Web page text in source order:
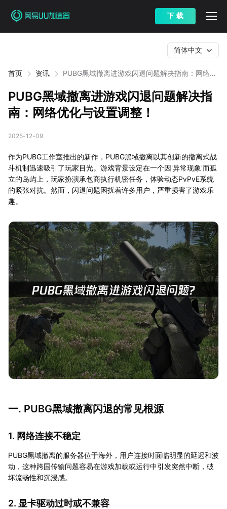
下 载
首页 资讯
PUBG黑域撤离进游戏闪退问题解决指南：网络优
简体中文
PUBG黑域撤离进游戏闪退问题解决指
南：网络优化与设置调整！
2025-12-09
作为PUBG工作室推出的新作，PUBG黑域撤离以其创新的撤离式战
斗机制迅速吸引了玩家目光。游戏背景设定在一个因'异常现象'而孤
立的岛屿上，玩家扮演承包商执行机密任务，体验动态PvPvE系统
的紧张对抗。然而，闪退问题困扰着许多用户，严重损害了游戏乐
趣。
一. PUBG黑域撤离闪退的常见根源
1. 网络连接不稳定
PUBG黑域撤离的服务器位于海外，用户连接时面临明显的延迟和波
动，这种跨国传输问题容易在游戏加载或运行中引发突然中断，破
坏流畅性和沉浸感。
2. 显卡驱动过时或不兼容